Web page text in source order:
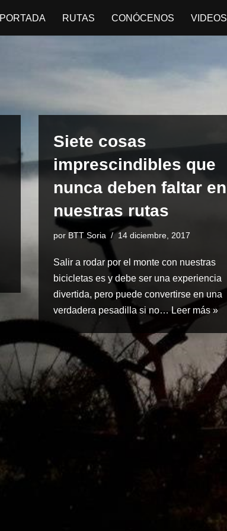
PORTADA RUTAS CONÓCENOS VIDEOS
Siete cosas
imprescindibles que
nunca deben faltar en
nuestras rutas
por BTT Soria 14 diciembre, 2017
Salir a rodar por el monte con nuestras
bicicletas es y debe ser una experiencia
divertida, pero puede convertirse en una
verdadera pesadilla si no…Leer más »